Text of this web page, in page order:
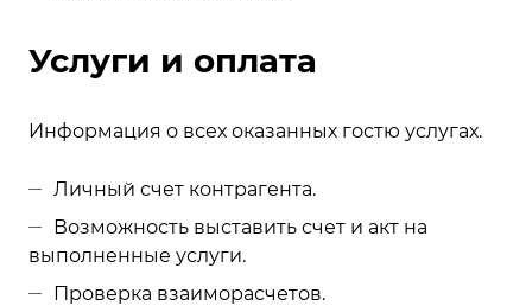
Услуги и оплата
Информация о всех оказанных гостю услугах.
Личный счет контрагента.
Возможность выставить счет и акт на
выполненные услуги.
Проверка взаиморасчетов.